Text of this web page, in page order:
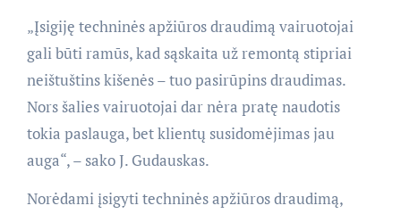
„Įsigiję techninės apžiūros draudimą vairuotojai
gali būti ramūs, kad sąskaita už remontą stipriai
neištuštins kišenės – tuo pasirūpins draudimas.
Nors šalies vairuotojai dar nėra pratę naudotis
tokia paslauga, bet klientų susidomėjimas jau
auga“, – sako J. Gudauskas.
Norėdami įsigyti techninės apžiūros draudimą,